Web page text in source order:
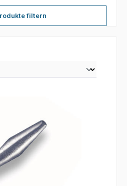
filtern